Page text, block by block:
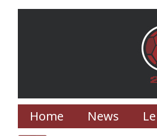
Home News